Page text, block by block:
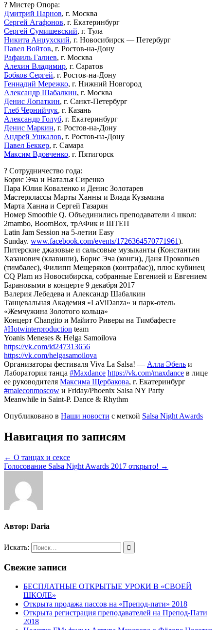
? Мистер Опора:
Дмитрий Парнов, г. Москва
Сергей Агафонов, г. Екатеринбург
Сергей Сумишевский, г. Тула
Никита Анцухский, г. Новосибирск — Петербург
Павел Войтов, г. Ростов-на-Дону
Рафаиль Галиев, г. Москва
Алехин Владимир, г. Саратов
Бобков Сергей, г. Ростов-на-Дону
Геннадий Мережко, г. Нижний Новгород
Александр Шабалкин, г. Москва
Денис Лопаткин, г. Санкт-Петербург
Глеб Чернийчук, г. Казань
Александр Голуб, г. Екатеринбург
Денис Маркин, г. Ростов-на-Дону
Андрей Ушкалов, г. Ростов-на-Дону
Павел Беккер, г. Самара
Максим Вдовченко, г. Пятигорск
? Сотрудничество года:
Борис Эча и Наталья Сиренко
Пара Юлия Коваленко и Денис Золотарев
Мастерклассы Марты Ханны и Влада Кузьмина
Марта Ханна и Сергей Газарян
Номер Smoothie Q. Объединились преподаватели 4 школ:
2mambo, BoomBox, трАФик и ШТЕП
Latin Jam Session на 5-летии Easy
Sunday. www.facebook.com/events/1726364570771961).
Питерские джазовые и сальсовые музыканты (Константин
Хазанович (клавиши), Борис Эча (конги), Даня Прокопьев
(тимбалес), Филипп Мещеряков (контрабас)), плюс кубинец
CQ Plam из Новосибирска, собранные Евгенией и Евгением
Барановыми в концерте 9 декабря 2017
Валерия Лебедева и Александр Шабалкин
Танцевальная Академия «LaViDanza» и парк-отель
«Жемчужина Золотого кольца»
Концерт Changito и Майито Риверы на Тимбафесте
#Hotwinterproduction team
Yoanis Meneses & Helga Samoilova
https://vk.com/id247313656
https://vk.com/helgasamoilova
Организаторы фестиваля Viva La Salsa! — Алла Эбель и
Лаборатория танца #Maxdance https://vk.com/maxdance в лице
ее руководителя Максима Щербакова, г. Екатеринбург
#maleconmoscow и Friday/Phoenix Salsa NY Party
Meanwhile in Saint-P. Dance & Rhythm
Опубликовано в Наши новости с меткой Salsa Night Awards
Навигация по записям
← О танцах и сексе
Голосование Salsa Night Awards 2017 открыто! →
Автор: Daria
Искать:
Свежие записи
БЕСПЛАТНЫЕ ОТКРЫТЫЕ УРОКИ В «СВОЕЙ
ШКОЛЕ»
Открыта продажа пассов на «Препод-пати» 2018
Открыта регистрация преподавателей на Препод-Пати
2018